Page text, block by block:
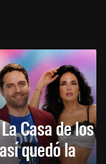
Casa de los
quedó la